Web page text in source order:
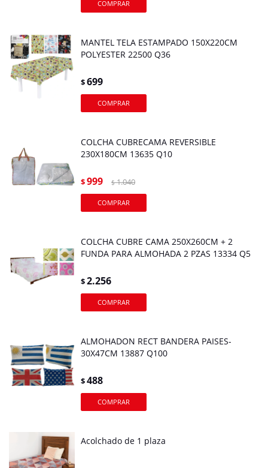
MANTEL TELA ESTAMPADO 150X220CM
POLYESTER 22500 Q36
$699
COLCHA CUBRECAMA REVERSIBLE
230X180CM 13635 Q10
$999 $ 1.040
COLCHA CUBRE CAMA 250X260CM + 2
FUNDA PARA ALMOHADA 2 PZAS 13334 Q5
$2.256
ALMOHADON RECT BANDERA PAISES-
30X47CM 13887 Q100
$488
Acolchado de 1 plaza